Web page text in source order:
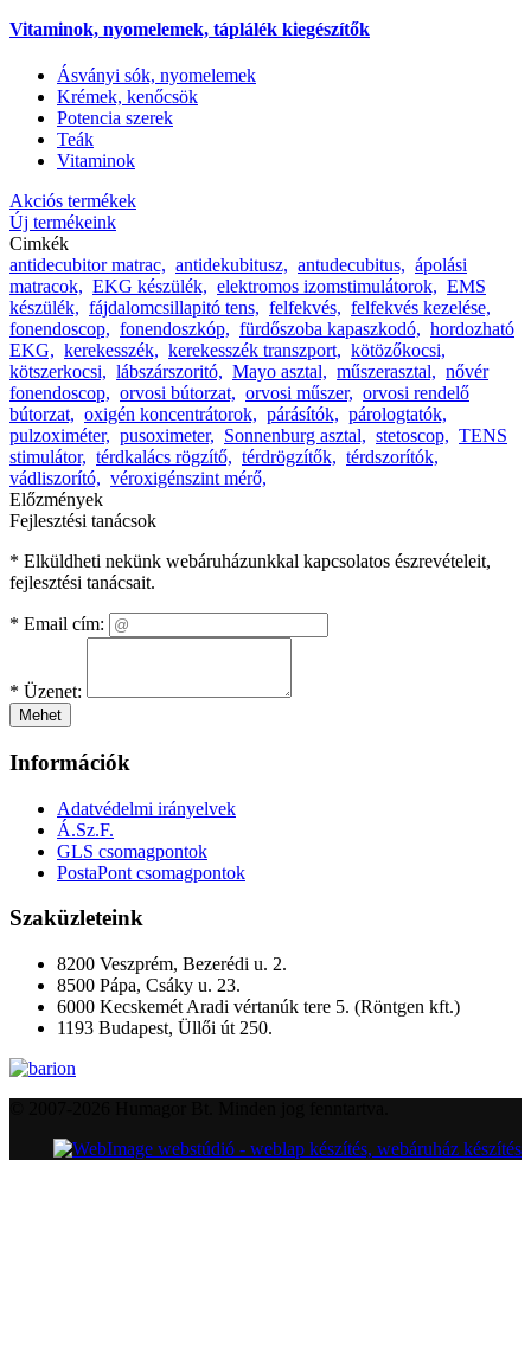
Vitaminok, nyomelemek, táplálék kiegészítők
Ásványi sók, nyomelemek
Krémek, kenőcsök
Potencia szerek
Teák
Vitaminok
Akciós termékek
Új termékeink
Cimkék
antidecubitor matrac, antidekubitusz, antudecubitus, ápolási
matracok, EKG készülék, elektromos izomstimulátorok, EMS
készülék, fájdalomcsillapitó tens, felfekvés, felfekvés kezelése,
fonendoscop, fonendoszkóp, fürdőszoba kapaszkodó, hordozható
EKG, kerekesszék, kerekesszék transzport, kötözőkocsi,
kötszerkocsi, lábszárszoritó, Mayo asztal, műszerasztal, nővér
fonendoscop, orvosi bútorzat, orvosi műszer, orvosi rendelő
bútorzat, oxigén koncentrátorok, párásítók, párologtatók,
pulzoximéter, pusoximeter, Sonnenburg asztal, stetoscop, TENS
stimulátor, térdkalács rögzítő, térdrögzítők, térdszorítók,
vádliszorító, véroxigénszint mérő,
Előzmények
Fejlesztési tanácsok
* Elküldheti nekünk webáruházunkkal kapcsolatos észrevételeit,
fejlesztési tanácsait.
* Email cím:
* Üzenet:
Mehet
Információk
Adatvédelmi irányelvek
Á.Sz.F.
GLS csomagpontok
PostaPont csomagpontok
Szaküzleteink
8200 Veszprém, Bezerédi u. 2.
8500 Pápa, Csáky u. 23.
6000 Kecskemét Aradi vértanúk tere 5. (Röntgen kft.)
1193 Budapest, Üllői út 250.